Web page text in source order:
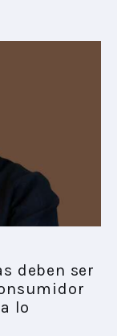
deben ser
lo